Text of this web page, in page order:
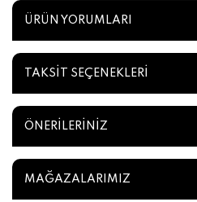
ÜRÜN YORUMLARI
TAKSİT SEÇENEKLERİ
ÖNERİLERİNİZ
MAĞAZALARIMIZ